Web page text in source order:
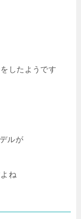
したようです
ルが
ね